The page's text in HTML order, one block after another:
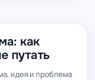
как
путать
идея и проблема